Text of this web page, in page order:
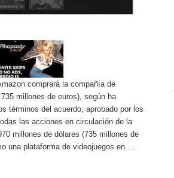
comprará la compañía de
millones de euros), según ha
términos del acuerdo, aprobado por los
las acciones en circulación de la
millones de dólares (735 millones de
una plataforma de videojuegos en …